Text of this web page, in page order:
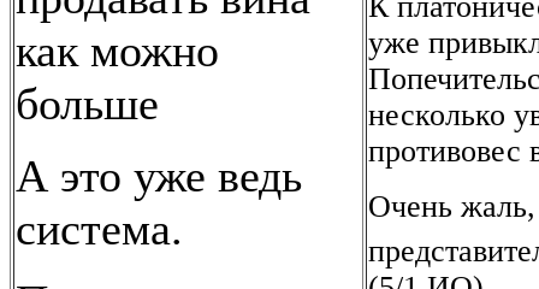
как можно
больше
А это уже ведь
система.
уже
несколько
противовес
Очень